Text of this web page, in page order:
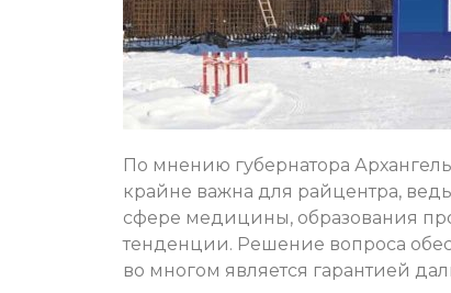
По мнению губернатора
крайне важна для райцентра,
сфере медицины, образования
тенденции. Решение вопроса
во многом является гарантией